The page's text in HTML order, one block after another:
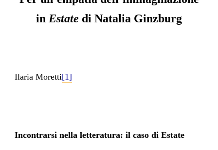
in Estate di Natalia Ginzburg
Ilaria Moretti[1]
Incontrarsi nella letteratura: il caso di Estate